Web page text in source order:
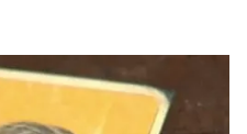
शिवसेना पार्षद रमेश म्हात्रे को मिली
जमानत, लेकिन महाराष्ट्र में एंट्री पर